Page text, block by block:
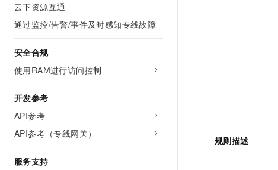
云下资源互通
通过监控/告警/事件及时感知专线故障
安全合规
使用RAM进行访问控制
开发参考
API参考
API参考（专线网关）
服务支持
规则描述